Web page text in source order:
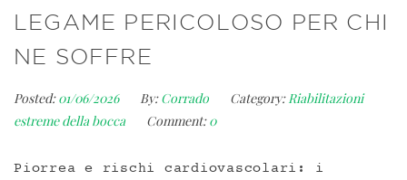
LEGAME PERICOLOSO PER CHI
NE SOFFRE
Posted: 01/06/2026 By: Corrado Category: Riabilitazioni
estreme della bocca
Comment:0
Piorrea e rischi cardiovascolari: i